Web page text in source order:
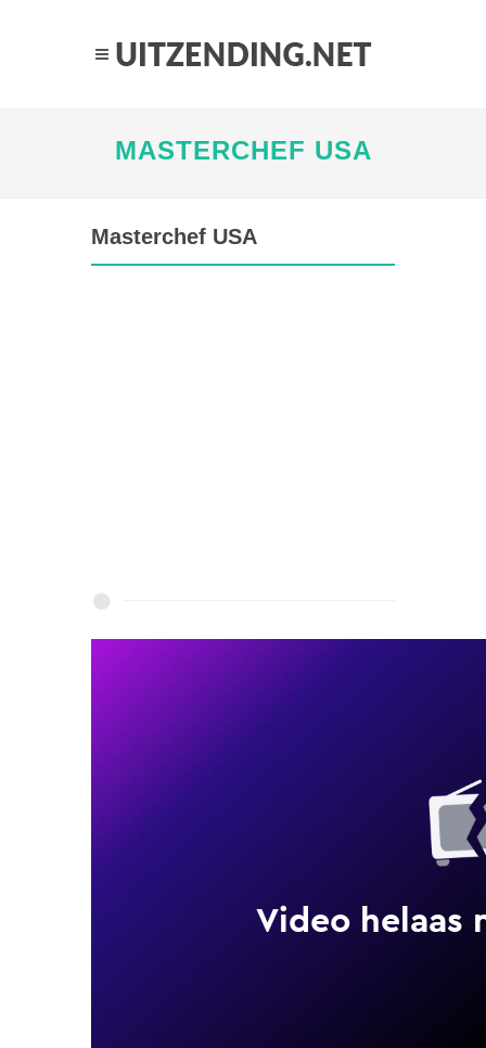
MASTERCHEF USA
Masterchef USA